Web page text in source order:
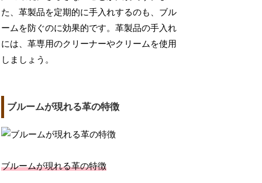
た、革製品を定期的に手入れするのも、ブル
ームを防ぐのに効果的です。革製品の手入れ
には、革専用のクリーナーやクリームを使用
しましょう。
ブルームが現れる革の特徴
ブルームが現れる革の特徴